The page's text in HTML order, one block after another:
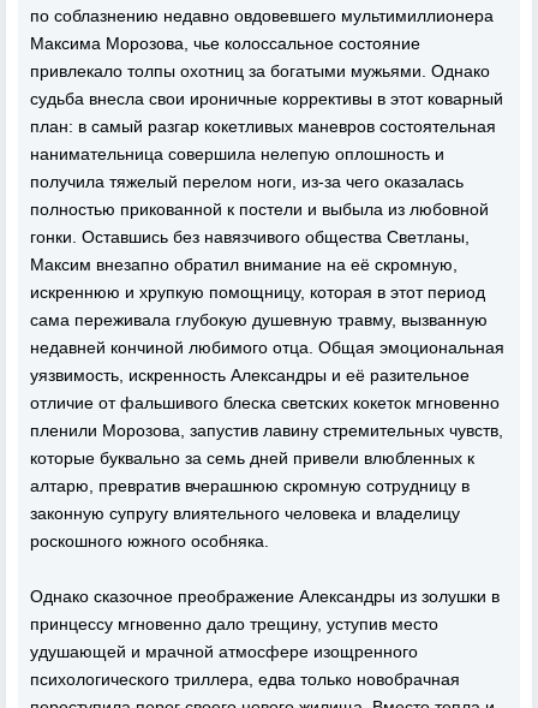
по соблазнению недавно овдовевшего мультимиллионера
Максима Морозова, чье колоссальное состояние
привлекало толпы охотниц за богатыми мужьями. Однако
судьба внесла свои ироничные коррективы в этот коварный
план: в самый разгар кокетливых маневров состоятельная
нанимательница совершила нелепую оплошность и
получила тяжелый перелом ноги, из-за чего оказалась
полностью прикованной к постели и выбыла из любовной
гонки. Оставшись без навязчивого общества Светланы,
Максим внезапно обратил внимание на её скромную,
искреннюю и хрупкую помощницу, которая в этот период
сама переживала глубокую душевную травму, вызванную
недавней кончиной любимого отца. Общая эмоциональная
уязвимость, искренность Александры и её разительное
отличие от фальшивого блеска светских кокеток мгновенно
пленили Морозова, запустив лавину стремительных чувств,
которые буквально за семь дней привели влюбленных к
алтарю, превратив вчерашнюю скромную сотрудницу в
законную супругу влиятельного человека и владелицу
роскошного южного особняка.
Однако сказочное преображение Александры из золушки в
принцессу мгновенно дало трещину, уступив место
удушающей и мрачной атмосфере изощренного
психологического триллера, едва только новобрачная